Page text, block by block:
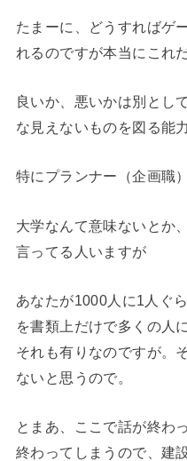
たまーに、どうすればゲ
れるのですが本当にこれ
良いか、悪いかは別とし
な見えないものを図る能
特にプランナー（企画職
大学なんて意味ないとか
言ってる人いますが
あなたが1000人に1人ぐ
を書類上だけで多くの人
それも有りなのですが。
ないと思うので。
とまあ、ここで話が終わ
終わってしまうので、建